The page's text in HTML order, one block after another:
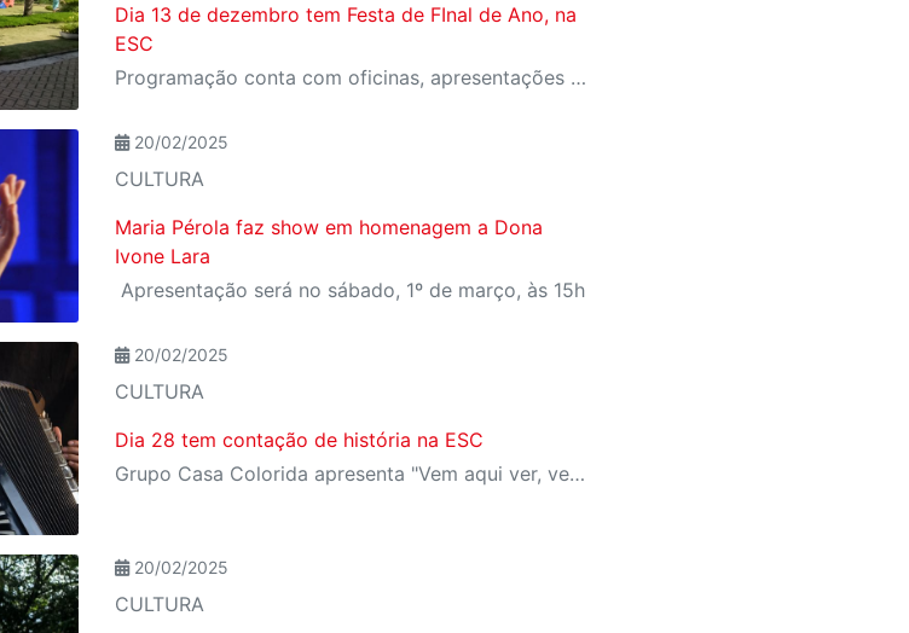
Dia 13 de dezembro tem Festa de FInal de Ano, na
ESC
Programação conta com oficinas, apresentações e feira de troca de livros
20/02/2025
CULTURA
Maria Pérola faz show em homenagem a Dona
Ivone Lara
Apresentação será no sábado, 1º de março, às 15h
20/02/2025
CULTURA
Dia 28 tem contação de história na ESC
Grupo Casa Colorida apresenta "Vem aqui ver, vem ouvir"
20/02/2025
CULTURA